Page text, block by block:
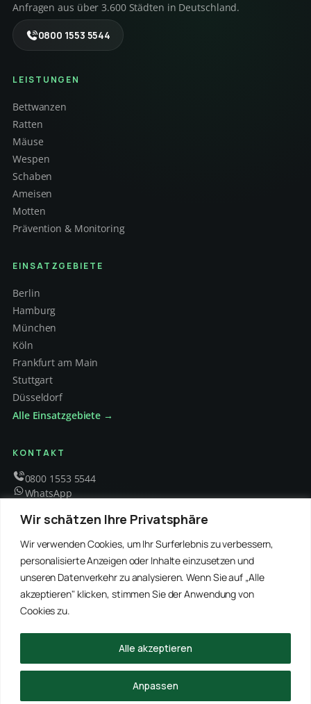
Wir schätzen Ihre Privatsphäre
Wir verwenden Cookies, um Ihr Surferlebnis zu verbessern,
personalisierte Anzeigen oder Inhalte einzusetzen und
unseren Datenverkehr zu analysieren. Wenn Sie auf „Alle
akzeptieren" klicken, stimmen Sie der Anwendung von
Cookies zu.
Anpassen
Alle akzeptieren
Anfragen aus über 3.600 Städten in Deutschland.
0800 1553 5544
LEISTUNGEN
Bettwanzen
Ratten
Mäuse
Wespen
Schaben
Ameisen
Motten
Prävention & Monitoring
EINSATZGEBIETE
Berlin
Hamburg
München
Köln
Frankfurt am Main
Stuttgart
Düsseldorf
Alle Einsatzgebiete →
KONTAKT
0800 1553 5544
WhatsApp
Mo – Fr 8 – 18 Uhr
EMPFOHLENE PARTNER
WinRei24 Dienstleistungen
Winterdienst Profi NRW
Winterdienst Niedersachsen
Winterdienst Hansa
Winterdienst Freitag
© 2026 Schädlingsbekämpfung Kraft · Alle Rechte vorbehalten